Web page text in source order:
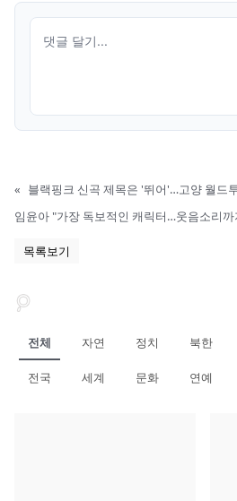
« 블랙핑크 신곡 제목은 '뛰어'…고양 월드
임윤아 "가장 독보적인 캐릭터…웃음소리
목록보기
전체 자연 정치 북한
전국 세계 문화 연예